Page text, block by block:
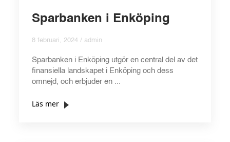
Sparbanken i Enköping
8 februari, 2024 / admin
Sparbanken i Enköping utgör en central del av det
finansiella landskapet i Enköping och dess
omnejd, och erbjuder en ...
Läs mer